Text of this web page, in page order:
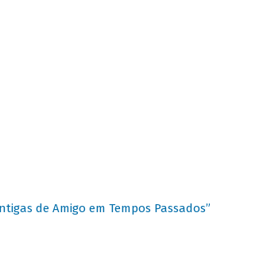
de Amigo em Tempos Passados”